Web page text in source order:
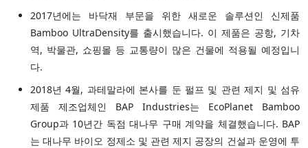
2017년에는 바닥재 부문을 위한 새로운 솔루션인 신제품
Bamboo UltraDensity를 출시했습니다. 이 제품은 공항, 기차
역, 박물관, 쇼핑몰 등 교통량이 많은 건물에 적용될 예정입니
다.
2018년 4월, 과테말라에 본사를 둔 펄프 및 관련 제지 및 섬유
제품 제조업체인 BAP Industries는 EcoPlanet Bamboo
Group과 10년간 독점 대나무 구매 계약을 체결했습니다. BAP
는 대나무 바이오 정제소 및 관련 제지 공장의 건설과 운영에 투